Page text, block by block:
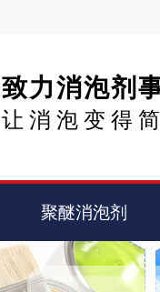
致力消泡剂
让消泡变得
聚醚消泡剂